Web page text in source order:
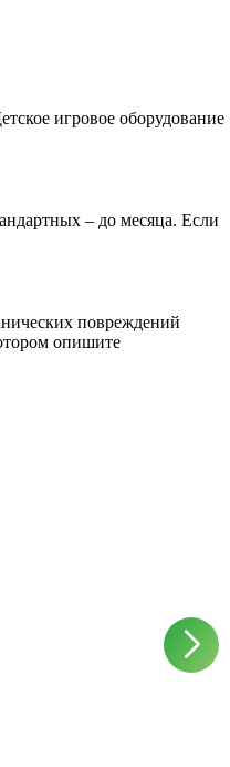
игровое оборудование
– до месяца. Если
повреждений
опишите